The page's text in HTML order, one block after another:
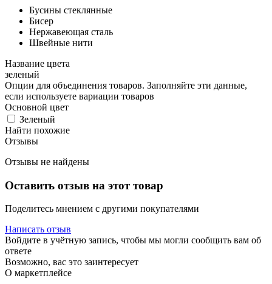
Бусины стеклянные
Бисер
Нержавеющая сталь
Швейные нити
Название цвета
зеленый
Опции для объединения товаров. Заполняйте эти данные,
если используете вариации товаров
Основной цвет
Зеленый
Найти похожие
Отзывы
Отзывы не найдены
Оставить отзыв на этот товар
Поделитесь мнением с другими покупателями
Написать отзыв
Войдите в учётную запись, чтобы мы могли сообщить вам об
ответе
Возможно, вас это заинтересует
О маркетплейсе